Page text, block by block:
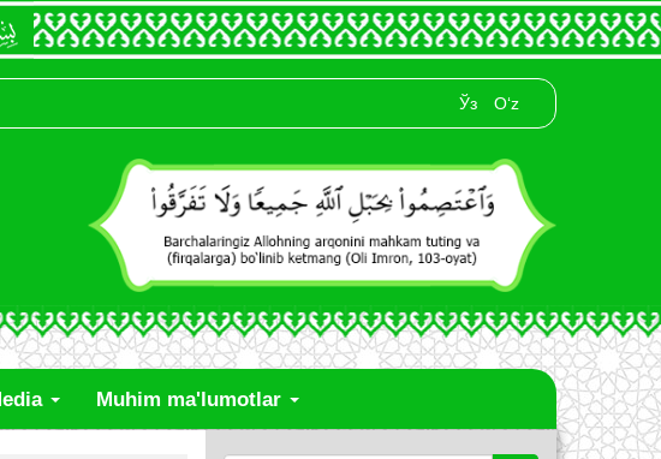
Ўз O‘z
Muhim ma'lumotlar